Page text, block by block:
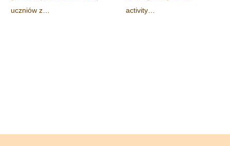
uczniów z…
activity…